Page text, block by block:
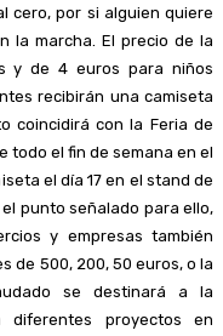
cero, por si alguien quiere
la marcha. El precio de la
y de 4 euros para niños
recibirán una camiseta
coincidirá con la Feria de
todo el fin de semana en el
el día 17 en el stand de
punto señalado para ello,
y empresas también
de 500, 200, 50 euros, o la
se destinará a la
diferentes proyectos en